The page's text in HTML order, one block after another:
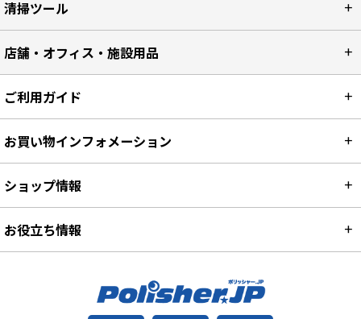
清掃ツール
店舗・オフィス・施設用品
ご利用ガイド
お買い物インフォメーション
ショップ情報
お役立ち情報